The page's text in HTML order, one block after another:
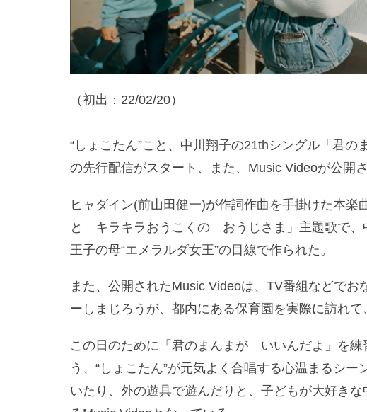
（初出：22/02/20）
“しょこたん”こと、中川翔子の21thシングル「君
の先行配信がスタート、また、Music Videoが公開さ
ヒャダイン(前山田健一)が作詞作曲を手掛けた本楽
と キラキラおうこくの おうじさま」主題歌で、
王子の母“エメラルダ女王”の目線で作られた。
また、公開されたMusic Videoは、TV番組などでお
ーしまじろうが、都内にある保育園を実際に訪れて
この日のために「君のまんまが いいんだよ」を練
う、“しょこたん”が元気よく合唱する心温まるシ
いたり、外の遊具で遊んだりと、子どもが大好き